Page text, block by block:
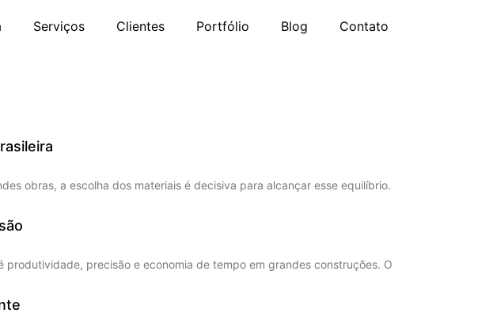
Serviços Clientes Portfólio Blog Contato
obras, a escolha dos materiais é decisiva para alcançar esse equilíbrio.
precisão e economia de tempo em grandes construções. O